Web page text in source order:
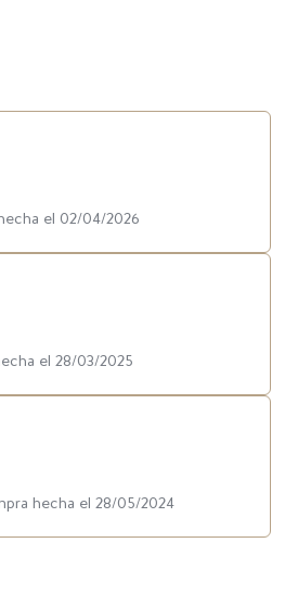
el 02/04/2026
el 28/03/2025
hecha el 28/05/2024